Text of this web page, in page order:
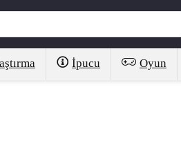
İpucu Oyun